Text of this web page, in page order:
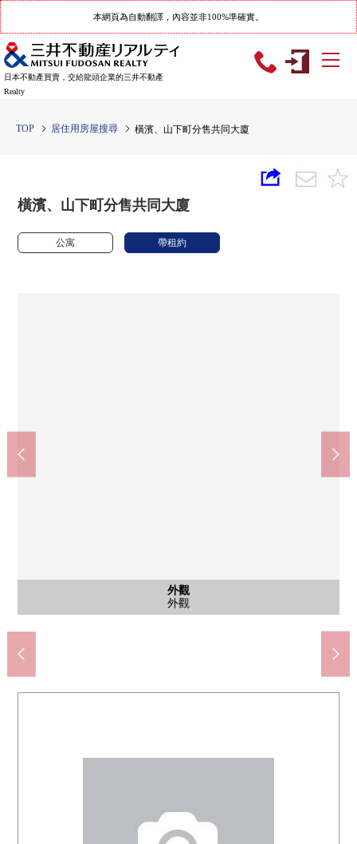
本網頁為自動翻譯，內容並非100%準確實。
日本不動產買賣，交給龍頭企業的三井不動產
Realty
TOP 居住用房屋搜尋 橫濱、山下町分售共同大廈
橫濱、山下町分售共同大廈
公寓 帶租約
外觀
外觀
外觀
外觀
外觀
外觀
外觀
外觀
入口
入口
入口
入口
其他
邸宅名牌
港未來線"元町·中華街"車站(約70m)
橫濱市立原市鎮小學(約1400m)
步行18分鐘。
橫濱市立碼頭中學(約650m)
步行9分鐘。
Maruetsu微型山下公園店(約10m)
步行1分鐘。
7-Eleven橫濱中華街東門店(約60m)
步行1分鐘。
橫濱中華街郵局(約270m)
步行4分鐘。
獨立行政法人地域醫療功能推進機構橫濱中央醫院(約650m)
步行9分鐘。
橫濱中華街朱雀門(約310m)
步行4分鐘。
橫濱中華街睦鄰門(約70m)
步行1分鐘。
山下公園(約330m)
步行5分鐘。